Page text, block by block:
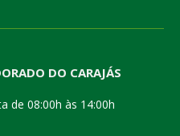
DO CARAJÁS
de 08:00h às 14:00h